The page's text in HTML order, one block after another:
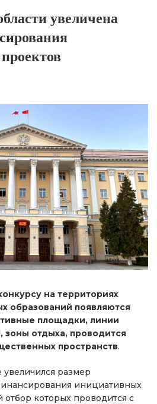
увеличена
на территориях
образований появляются
площадки, линии
зоны отдыха, проводится
пространств.
размер
инициативных
отбор которых проводится с